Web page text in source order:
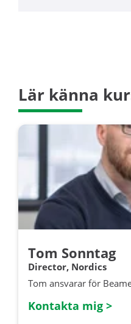
Lär känna
Tom Sonntag
Director, Nordics
Tom ansvarar för
Kontakta mig >